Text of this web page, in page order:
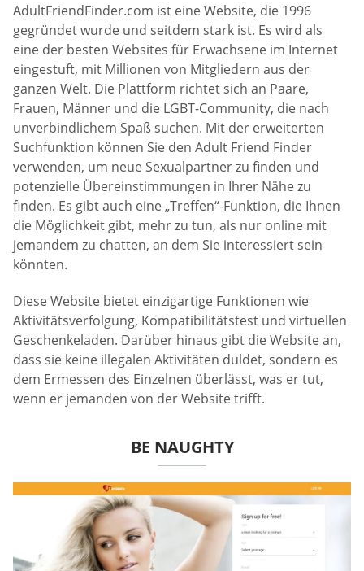
AdultFriendFinder.com ist eine Website, die 1996
gegründet wurde und seitdem stark ist. Es wird als
eine der besten Websites für Erwachsene im Internet
eingestuft, mit Millionen von Mitgliedern aus der
ganzen Welt. Die Plattform richtet sich an Paare,
Frauen, Männer und die LGBT-Community, die nach
unverbindlichem Spaß suchen. Mit der erweiterten
Suchfunktion können Sie den Adult Friend Finder
verwenden, um neue Sexualpartner zu finden und
potenzielle Übereinstimmungen in Ihrer Nähe zu
finden. Es gibt auch eine „Treffen“-Funktion, die Ihnen
die Möglichkeit gibt, mehr zu tun, als nur online mit
jemandem zu chatten, an dem Sie interessiert sein
könnten.
Diese Website bietet einzigartige Funktionen wie
Aktivitätsverfolgung, Kompatibilitätstest und virtuellen
Geschenkeladen. Darüber hinaus gibt die Website an,
dass sie keine illegalen Aktivitäten duldet, sondern es
dem Ermessen des Einzelnen überlässt, was er tut,
wenn er jemanden von der Website trifft.
BE NAUGHTY